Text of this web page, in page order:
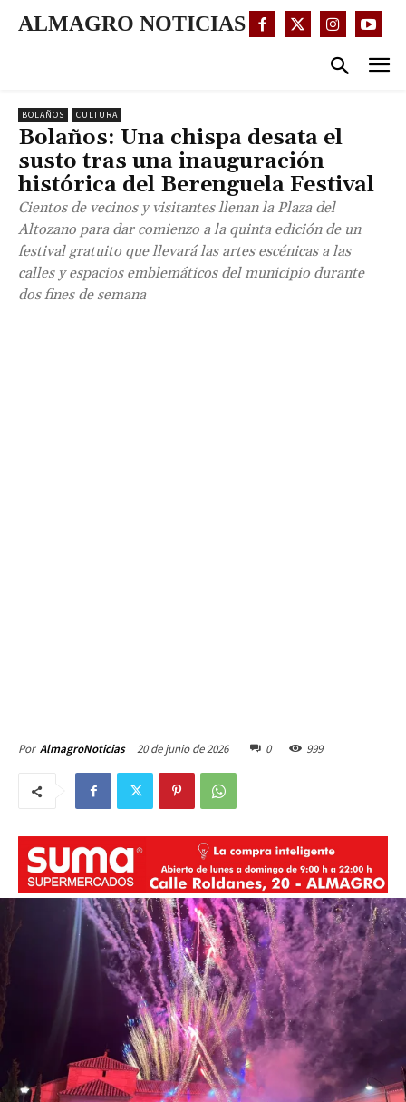
ALMAGRO NOTICIAS
BOLAÑOS CULTURA
Bolaños: Una chispa desata el
susto tras una inauguración
histórica del Berenguela Festival
Cientos de vecinos y visitantes llenan la Plaza del
Altozano para dar comienzo a la quinta edición de un
festival gratuito que llevará las artes escénicas a las
calles y espacios emblemáticos del municipio durante
dos fines de semana
Por AlmagroNoticias 20 de junio de 2026 0 999